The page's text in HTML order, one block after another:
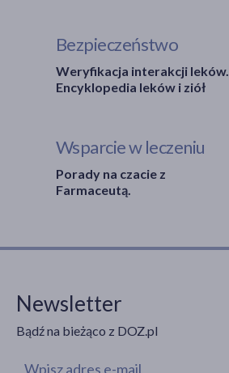
Bezpieczeństwo
Weryfikacja interakcji leków.
Encyklopedia leków i ziół
Wsparcie w leczeniu
Porady na czacie z
Farmaceutą.
Newsletter
Bądź na bieżąco z DOZ.pl